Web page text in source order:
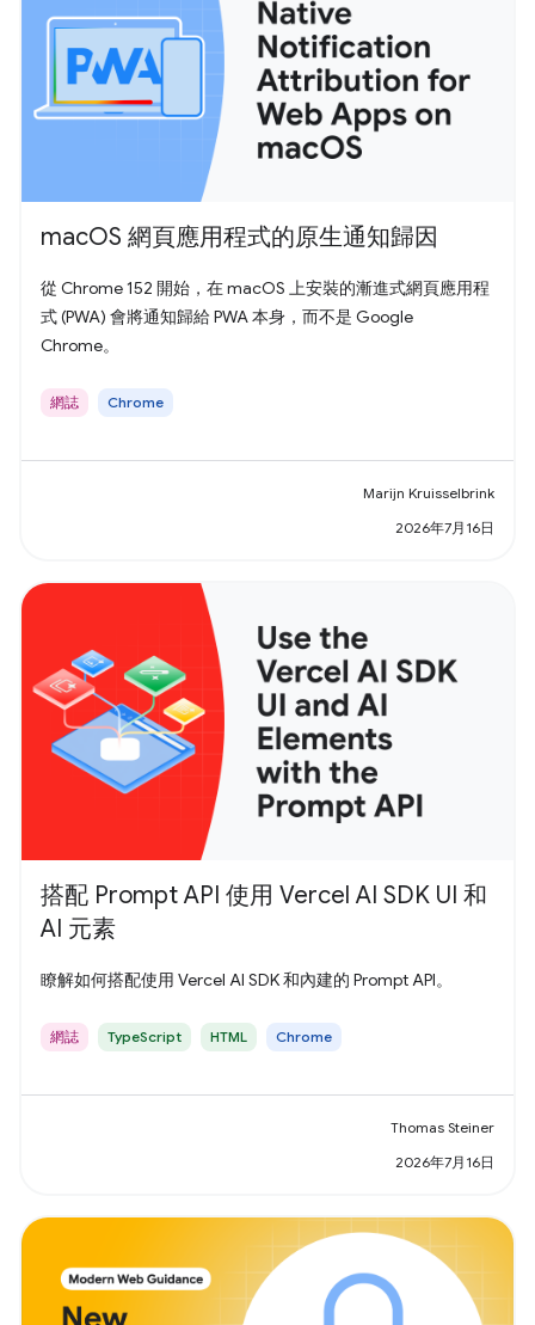
macOS 網頁應用程式的原生通知歸因
從 Chrome 152 開始，在 macOS 上安裝的漸進式網頁應用程
式 (PWA) 會將通知歸給 PWA 本身，而不是 Google
Chrome。
網誌 Chrome
Marijn Kruisselbrink
2026年7月16日
搭配 Prompt API 使用 Vercel AI SDK UI 和
AI 元素
瞭解如何搭配使用 Vercel AI SDK 和內建的 Prompt API。
網誌 TypeScript HTML Chrome
Thomas Steiner
2026年7月16日